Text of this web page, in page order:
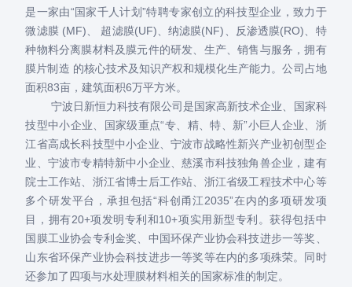
是一家由“国家千人计划”特聘专家创立的科技型企业，致力于
微滤膜 (MF)、 超滤膜(UF)、纳滤膜(NF)、反渗透膜(RO)、特
种物料分离膜材料及膜元件的研发、生产、销售与服务，拥有
膜片制造 的核心技术及知识产权和规模化生产能力。公司占地
面积83亩，建筑面积6万平方米。
宁波日新恒力科技有限公司是国家高新技术企业、国家科
技型中小企业、国家级重点“专、精、特、新”小巨人企业、浙
江省高成长科技型中小企业、宁波市战略性新兴产业初创型企
业、宁波市专精特新中小企业、慈溪市科技独角兽企业，建有
院士工作站、浙江省博士后工作站、浙江省级工程技术中心等
多个研发平台，承担包括“科创甬江2035”在内的多项研发项
目，拥有20+项发明专利和10+项实用新型专利。获得包括中
国膜工业协会专利金奖、中国环保产业协会科技进步一等奖、
山东省环保产业协会科技进步一等奖等在内的多项殊荣。同时
还参加了四项与水处理膜材料相关的国家标准的制定。